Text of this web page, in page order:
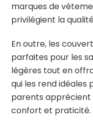
marques de
privilégient la
En outre, les
parfaites pour les
légères tout en
qui les rend idéales
parents apprécient
confort et praticité.